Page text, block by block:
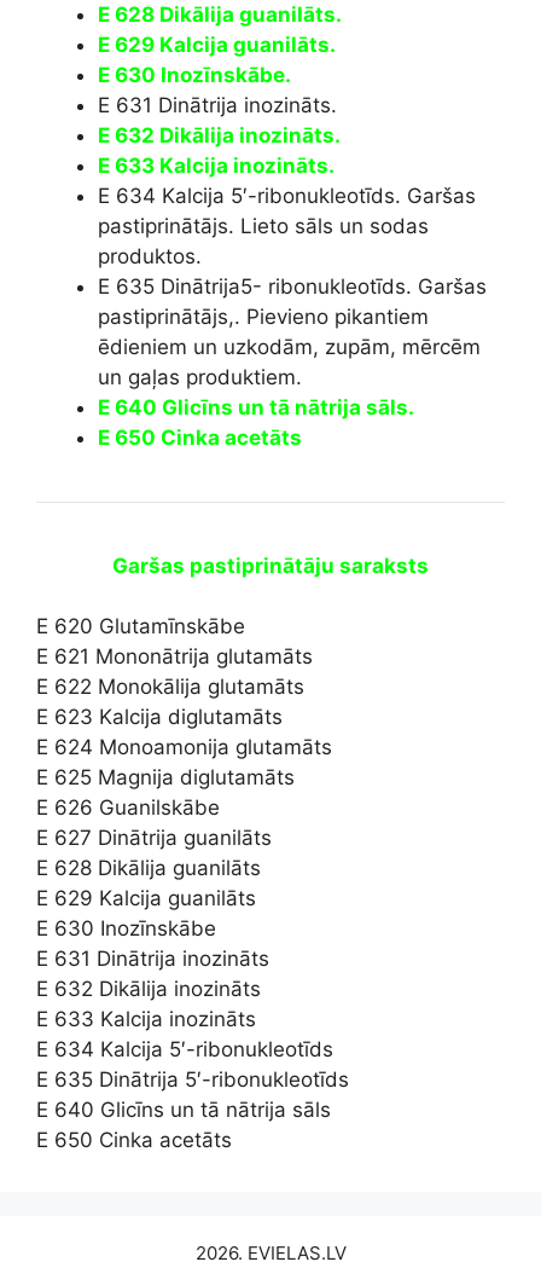
E 628 Dikālija guanilāts.
E 629 Kalcija guanilāts.
E 630 Inozīnskābe.
E 631 Dinātrija inozināts.
E 632 Dikālija inozināts.
E 633 Kalcija inozināts.
E 634 Kalcija 5′-ribonukleotīds. Garšas
pastiprinātājs. Lieto sāls un sodas
produktos.
E 635 Dinātrija5- ribonukleotīds. Garšas
pastiprinātājs,. Pievieno pikantiem
ēdieniem un uzkodām, zupām, mērcēm
un gaļas produktiem.
E 640 Glicīns un tā nātrija sāls.
E 650 Cinka acetāts
Garšas pastiprinātāju saraksts
E 620 Glutamīnskābe
E 621 Mononātrija glutamāts
E 622 Monokālija glutamāts
E 623 Kalcija diglutamāts
E 624 Monoamonija glutamāts
E 625 Magnija diglutamāts
E 626 Guanilskābe
E 627 Dinātrija guanilāts
E 628 Dikālija guanilāts
E 629 Kalcija guanilāts
E 630 Inozīnskābe
E 631 Dinātrija inozināts
E 632 Dikālija inozināts
E 633 Kalcija inozināts
E 634 Kalcija 5′-ribonukleotīds
E 635 Dinātrija 5′-ribonukleotīds
E 640 Glicīns un tā nātrija sāls
E 650 Cinka acetāts
2026. EVIELAS.LV